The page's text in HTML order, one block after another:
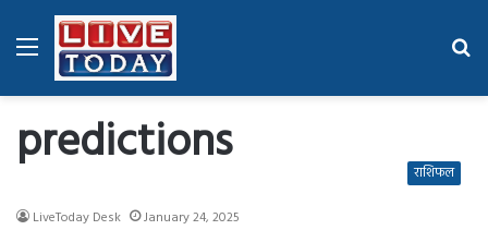
Menu
predictions राशिफल
LiveToday Desk January 24, 2025